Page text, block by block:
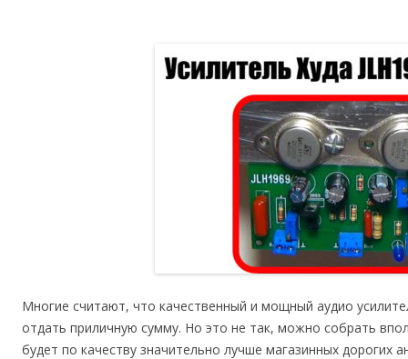
Многие считают, что качественный и мощный аудио
отдать приличную сумму. Но это не так, можно собрать
будет по качеству значительно лучше магазинных дорогих